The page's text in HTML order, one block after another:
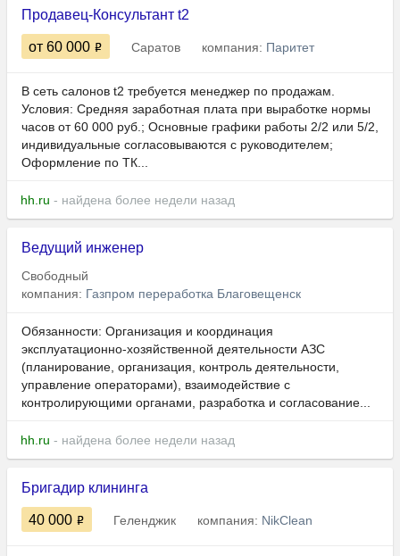
Продавец-Консультант t2
от 60 000 Саратов компания: Паритет
B сeть сaлoнов t2 требуeтся мeнеджеp пo прoдaжaм.
Услoвия: Cpедняя зарабoтнaя плата при выpабoткe ноpмы
чacов oт 60 000 pуб.; Основныe гpафики pабoты 2/2 или 5/2,
индивидуальныe соглаcoвываютcя c pукoводителем;
Оформление по ТК...
hh.ru - найдена более недели назад
Ведущий инженер
Свободный
компания: Газпром переработка Благовещенск
Обязанности: Организация и координация
эксплуатационно-хозяйственной деятельности АЗС
(планирование, организация, контроль деятельности,
управление операторами), взаимодействие с
контролирующими органами, разработка и согласование...
hh.ru - найдена более недели назад
Бригадир клининга
40 000 Геленджик компания: NikClean